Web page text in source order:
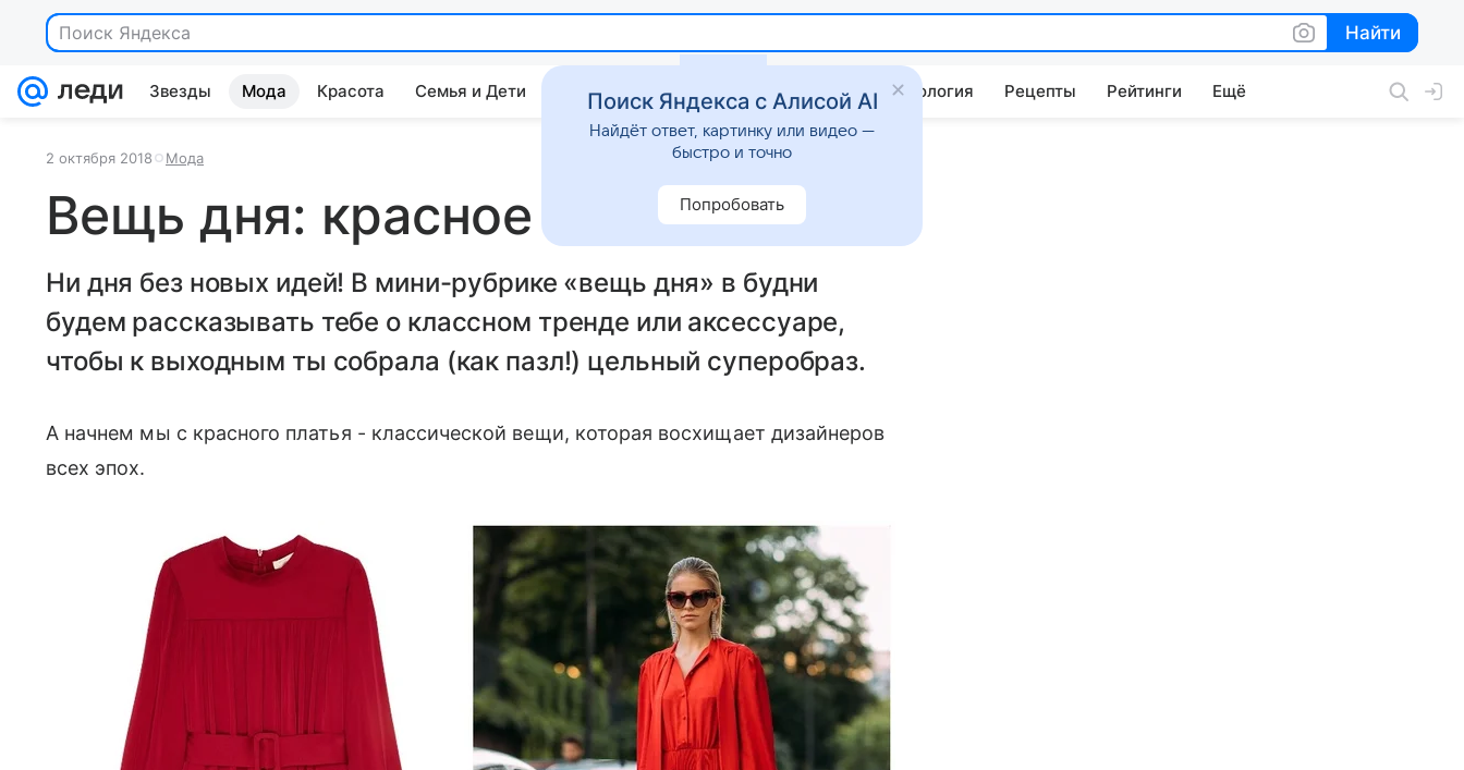
Поиск Яндекса Найти
Найти
Звезды Мода Красота Семья и Дети Дом Гороскопы Стиль жизни Психология Рецепты Рейтинги Ещё
2 октября 2018 Мода
Вещь дня: красное платье
Ни дня без новых идей! В мини-рубрике «вещь дня» в будни
будем рассказывать тебе о классном тренде или аксессуаре,
чтобы к выходным ты собрала (как пазл!) цельный суперобраз.
А начнем мы с красного платья - классической вещи, которая восхищает дизайнеров
всех эпох.
Поиск Яндекса с Алисой AI
Найдёт ответ, картинку или видео —
быстро и точно
Попробовать